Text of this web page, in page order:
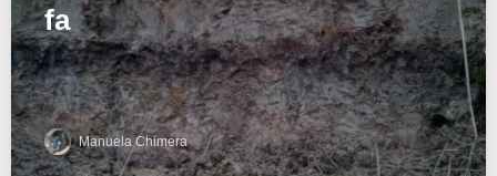
fa
Manuela Chimera